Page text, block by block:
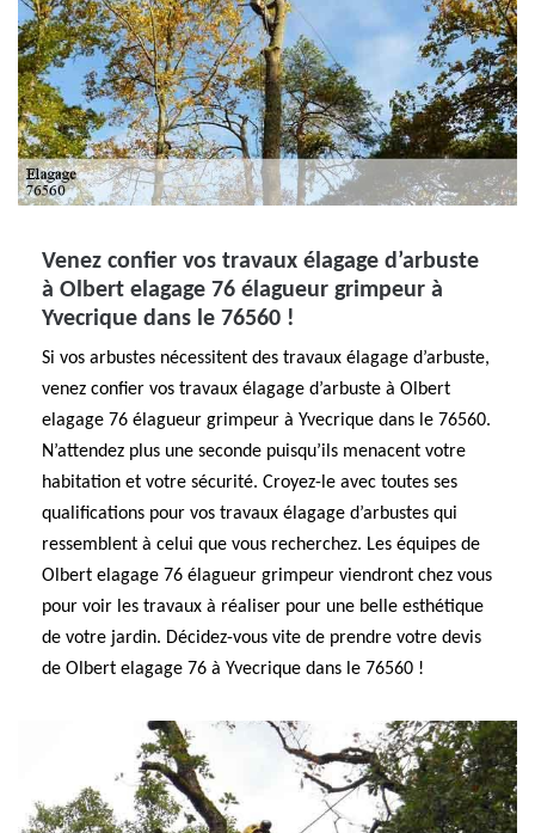
Venez confier vos travaux élagage d’arbuste
à Olbert elagage 76 élagueur grimpeur à
Yvecrique dans le 76560 !
Si vos arbustes nécessitent des travaux élagage d’arbuste,
venez confier vos travaux élagage d’arbuste à Olbert
elagage 76 élagueur grimpeur à Yvecrique dans le 76560.
N’attendez plus une seconde puisqu’ils menacent votre
habitation et votre sécurité. Croyez-le avec toutes ses
qualifications pour vos travaux élagage d’arbustes qui
ressemblent à celui que vous recherchez. Les équipes de
Olbert elagage 76 élagueur grimpeur viendront chez vous
pour voir les travaux à réaliser pour une belle esthétique
de votre jardin. Décidez-vous vite de prendre votre devis
de Olbert elagage 76 à Yvecrique dans le 76560 !